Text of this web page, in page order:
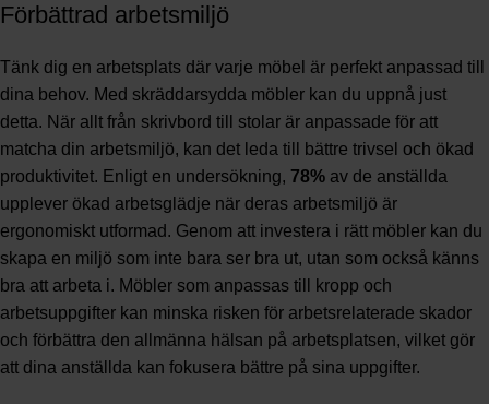
Förbättrad arbetsmiljö
Tänk dig en arbetsplats där varje möbel är perfekt anpassad till
dina behov. Med skräddarsydda möbler kan du uppnå just
detta. När allt från skrivbord till stolar är anpassade för att
matcha din arbetsmiljö, kan det leda till bättre trivsel och ökad
produktivitet. Enligt en undersökning, 78% av de anställda
upplever ökad arbetsglädje när deras arbetsmiljö är
ergonomiskt utformad. Genom att investera i rätt möbler kan du
skapa en miljö som inte bara ser bra ut, utan som också känns
bra att arbeta i. Möbler som anpassas till kropp och
arbetsuppgifter kan minska risken för arbetsrelaterade skador
och förbättra den allmänna hälsan på arbetsplatsen, vilket gör
att dina anställda kan fokusera bättre på sina uppgifter.